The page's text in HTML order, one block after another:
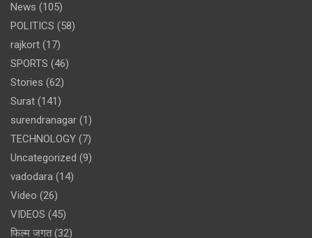
News (105)
POLITICS (58)
rajkort (17)
SPORTS (46)
Stories (62)
Surat (141)
surendranagar (1)
TECHNOLOGY (7)
Uncategorized (9)
vadodara (14)
Video (26)
VIDEOS (45)
फिल्म जगत(32)